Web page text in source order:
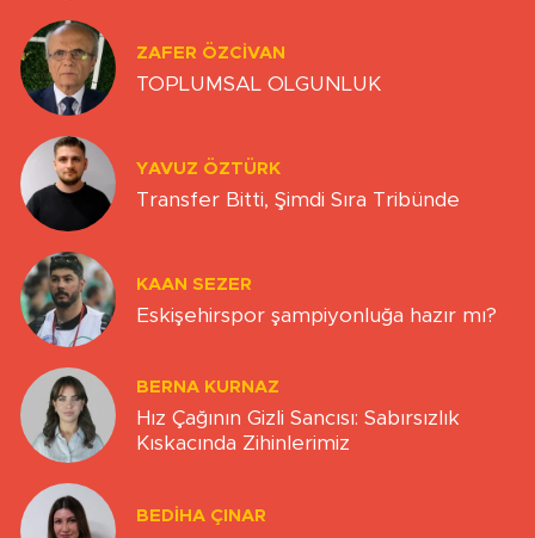
ZAFER ÖZCIVAN
TOPLUMSAL OLGUNLUK
YAVUZ ÖZTÜRK
Transfer Bitti, Şimdi Sıra Tribünde
KAAN SEZER
Eskişehirspor şampiyonluğa hazır mı?
BERNA KURNAZ
Hız Çağının Gizli Sancısı: Sabırsızlık
Kıskacında Zihinlerimiz
BEDIHA ÇINAR